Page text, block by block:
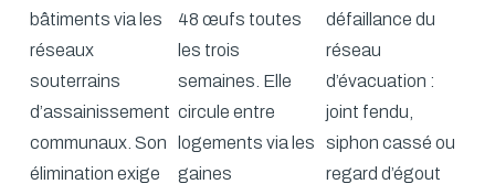
bâtiments via les
réseaux
souterrains
d’assainissement
communaux. Son
élimination exige
48 œufs toutes
les trois
semaines. Elle
circule entre
logements via les
gaines
défaillance du
réseau
d’évacuation :
joint fendu,
siphon cassé ou
regard d’égout